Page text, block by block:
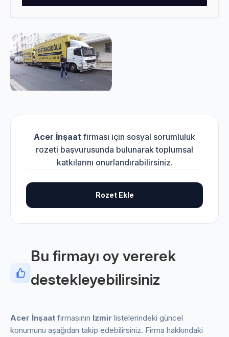
Acer İnşaat firması için sosyal sorumluluk
rozeti başvurusunda bulunarak toplumsal
katkılarını onurlandırabilirsiniz.
Rozet Ekle
Bu firmayı oy vererek
destekleyebilirsiniz
Acer İnşaat firmasının Izmir listelerindeki güncel
konumunu aşağıdan takip edebilirsiniz. Firma hakkındaki